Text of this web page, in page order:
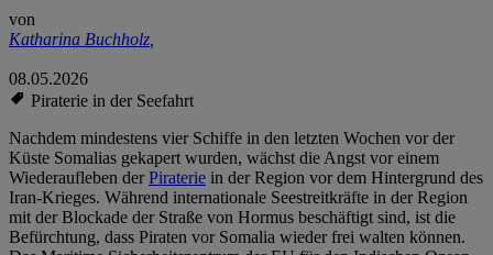
von
Katharina Buchholz,
08.05.2026
Piraterie in der Seefahrt
Nachdem mindestens vier Schiffe in den letzten Wochen vor der
Küste Somalias gekapert wurden, wächst die Angst vor einem
Wiederaufleben derPiraterie in der Region vor dem Hintergrund des
Iran-Krieges. Während internationale Seestreitkräfte in der Region
mit der Blockade der Straße von Hormus beschäftigt sind, ist die
Befürchtung, dass Piraten vor Somalia wieder frei walten können.